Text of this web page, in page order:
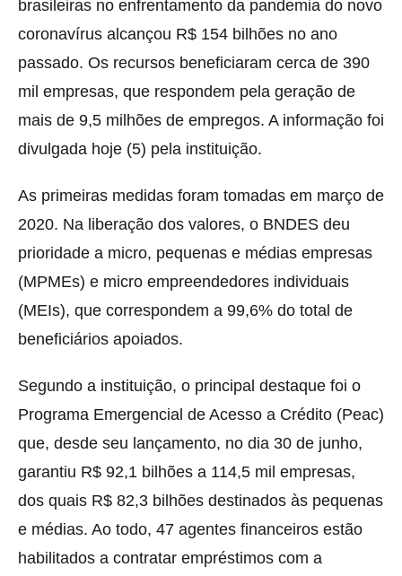
brasileiras no enfrentamento da pandemia do novo
coronavírus alcançou R$ 154 bilhões no ano
passado. Os recursos beneficiaram cerca de 390
mil empresas, que respondem pela geração de
mais de 9,5 milhões de empregos. A informação foi
divulgada hoje (5) pela instituição.
As primeiras medidas foram tomadas em março de
2020. Na liberação dos valores, o BNDES deu
prioridade a micro, pequenas e médias empresas
(MPMEs) e micro empreendedores individuais
(MEIs), que correspondem a 99,6% do total de
beneficiários apoiados.
Segundo a instituição, o principal destaque foi o
Programa Emergencial de Acesso a Crédito (Peac)
que, desde seu lançamento, no dia 30 de junho,
garantiu R$ 92,1 bilhões a 114,5 mil empresas,
dos quais R$ 82,3 bilhões destinados às pequenas
e médias. Ao todo, 47 agentes financeiros estão
habilitados a contratar empréstimos com a